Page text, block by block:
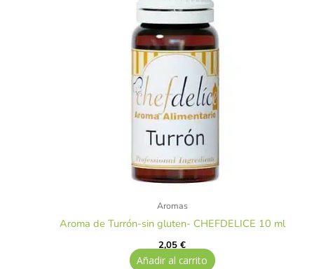
Aromas
Aroma de Turrón-sin gluten- CHEFDELICE 10 ml
2,05€
Añadir al carrito